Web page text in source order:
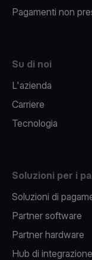
Pagamenti non
Su di noi
L'azienda
Carriere
Tecnologia
Soluzioni per i
Soluzioni di
Partner software
Partner hardware
Hub di